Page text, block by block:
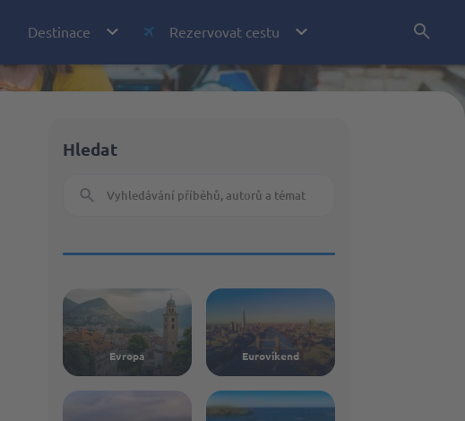
Destinace Rezervovat cestu
Akční letenky
Eurovíkend
Ubytování
Atrakce
Pojištění
Hledat
Evropa Eurovíkend